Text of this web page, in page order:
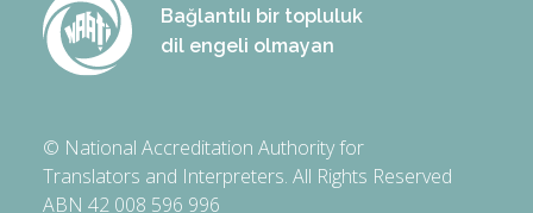
Bağlantılı bir topluluk
dil engeli olmayan
© National Accreditation Authority for
Translators and Interpreters. All Rights Reserved
ABN 42 008 596 996